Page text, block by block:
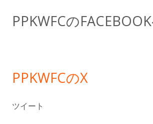
ド
PPKWFCの
PPKWFCのX
ツイート